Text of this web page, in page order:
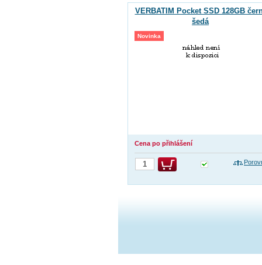
VERBATIM Pocket SSD 128GB
šedá
Cena po přihlášení
Novinka